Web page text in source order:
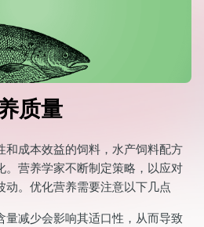
质量
和成本效益的饲料，水产饲料配方
。营养学家不断制定策略，以应对
动。优化营养需要注意以下几点
量减少会影响其适口性，从而导致